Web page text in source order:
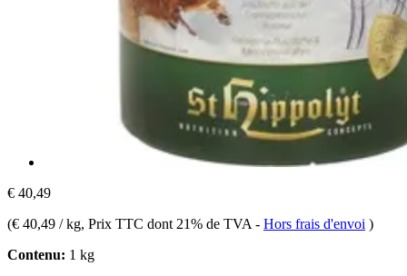
€ 40,49
(€ 40,49 / kg, Prix TTC dont 21% de TVA - Hors frais d'envoi )
Contenu: 1 kg